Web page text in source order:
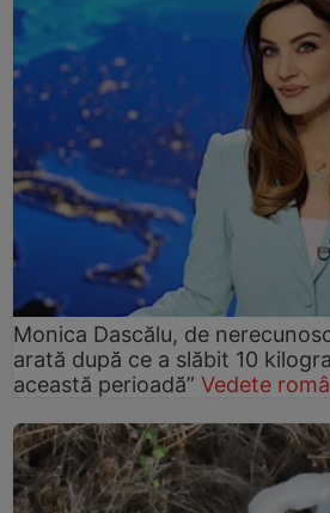
Monica Dascălu, de
arată după ce a slăbit 10
această perioadă” Vedete